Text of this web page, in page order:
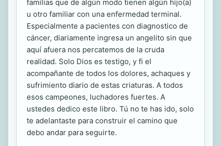
familias que de algún modo tienen algún hijo(a)
u otro familiar con una enfermedad terminal.
Especialmente a pacientes con diagnostico de
cáncer, diariamente ingresa un angelito sin que
aquí afuera nos percatemos de la cruda
realidad. Solo Dios es testigo, y fi el
acompañante de todos los dolores, achaques y
sufrimiento diario de estas criaturas. A todos
esos campeones, luchadores fuertes. A
ustedes dedico este libro. Tú no te has ido, solo
te adelantaste para construir el camino que
debo andar para seguirte.